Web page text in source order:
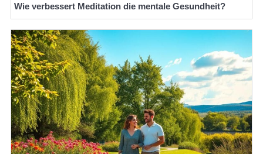
Wie verbessert Meditation die mentale Gesundheit?